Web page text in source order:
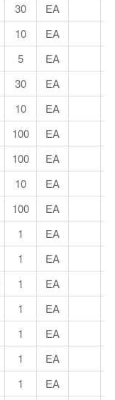
30
EA
10
EA
5
EA
30
EA
10
EA
100
EA
100
EA
10
EA
100
EA
1
EA
1
EA
1
EA
1
EA
1
EA
1
EA
1
EA